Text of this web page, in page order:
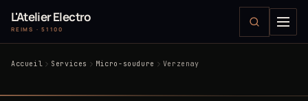
L'Atelier Electro
REIMS · 51100
Accueil Services Micro-soudure Verzenay